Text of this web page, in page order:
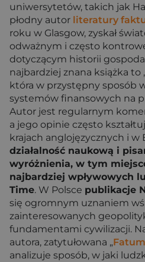
uniwersytetów, takich jak
płodny autor literatury
roku w Glasgow, zyskał
odważnym i często
dotyczącym historii
najbardziej znana książka to
która w przystępny sposób
systemów finansowych na
Autor jest regularnym
a jego opinie często
krajach anglojęzycznych i w
działalność naukową i
wyróżnienia, w tym
najbardziej wpływowych
Time. W Polsce publikacje
się ogromnym uznaniem
zainteresowanych
fundamentami cywilizacji.
autora, zatytułowana „
analizuje sposób, w jaki